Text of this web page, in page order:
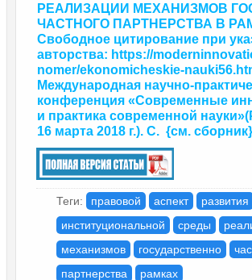
РЕАЛИЗАЦИИ МЕХАНИЗМОВ
ЧАСТНОГО ПАРТНЕРСТВА В
Свободное цитирование при
авторства: https://
nomer/ekonomicheskie-
Международная научно-
конференция «Современные
и практика современной науки»
16 марта 2018 г.). С. {см. сборник
Теги: правовой аспект
развития
институциональной
среды
механизмов
государственно
партнерства
рамках